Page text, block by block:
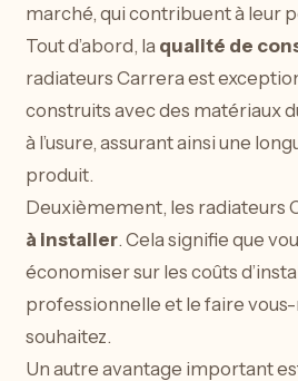
marché, qui contribuent à leur
Tout d’abord, la qualité de
radiateurs Carrera est
construits avec des matériaux
à l’usure, assurant ainsi une
produit.
Deuxièmement, les radiateurs
à installer. Cela signifie que
économiser sur les coûts
professionnelle et le faire
souhaitez.
Un autre avantage important